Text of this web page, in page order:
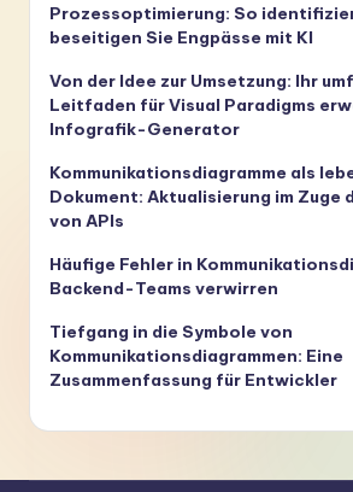
Prozessoptimierung: So
beseitigen Sie Engpässe mit KI
Von der Idee zur Umsetzung: Ihr
Leitfaden für Visual Paradigms
Infografik-Generator
Kommunikationsdiagramme als
Dokument: Aktualisierung im Zuge
von APIs
Häufige Fehler in
Backend-Teams verwirren
Tiefgang in die Symbole von
Kommunikationsdiagrammen: Eine
Zusammenfassung für Entwickler